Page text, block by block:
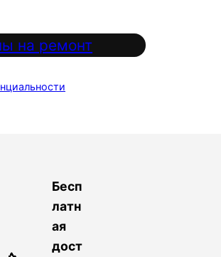
на ремонт
Бесп
латн
ая
дост